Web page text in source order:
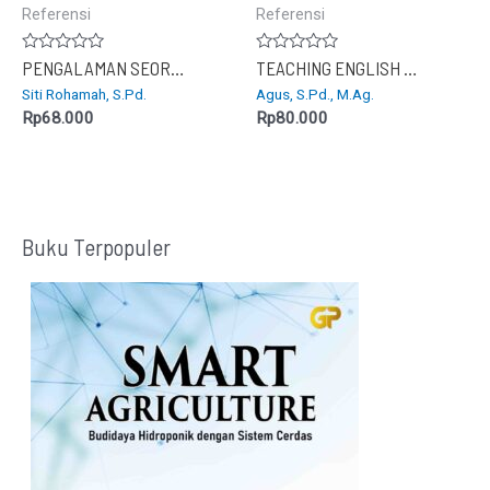
Referensi
Dinilai
0
dari
5
PENGALAMAN SEORANG GURU PENGGERAK
Siti Rohamah, S.Pd.
Rp68.000
Referensi
Dinilai
0
dari
5
TEACHING ENGLISH AND INVESTIGATION ON STUDENTS’ INTERACTION
Agus, S.Pd., M.Ag.
Rp80.000
Buku Terpopuler